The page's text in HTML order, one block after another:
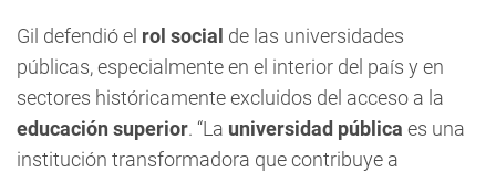
Gil defendió el rol social de las universidades
públicas, especialmente en el interior del país y en
sectores históricamente excluidos del acceso a la
educación superior. “La universidad pública es una
institución transformadora que contribuye a